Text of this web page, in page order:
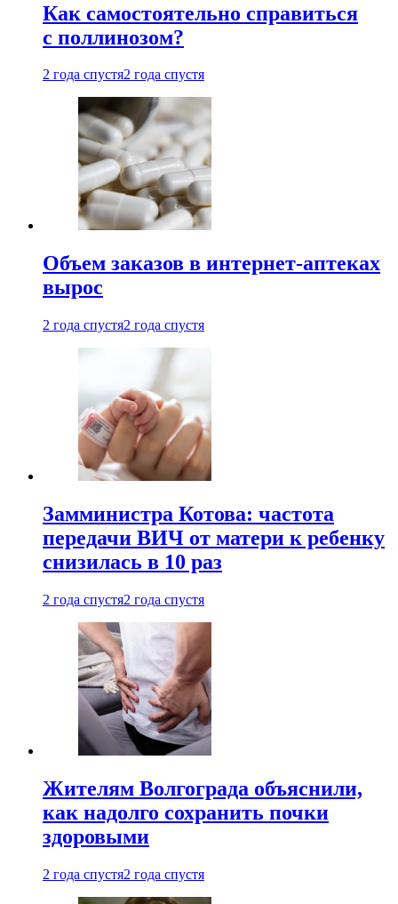
Как самостоятельно справиться
с поллинозом?
2 года спустя2 года спустя
Объем заказов в интернет-аптеках
вырос
2 года спустя2 года спустя
Замминистра Котова: частота
передачи ВИЧ от матери к ребенку
снизилась в 10 раз
2 года спустя2 года спустя
Жителям Волгограда объяснили,
как надолго сохранить почки
здоровыми
2 года спустя2 года спустя